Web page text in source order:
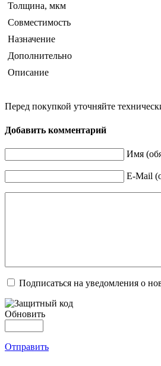
Толщина, мкм
Совместимость
Назначение
Дополнительно
Описание
Перед покупкой уточняйте
Добавить комментарий
Имя
E-Mail
Подписаться на уведомления о
Обновить
Отправить